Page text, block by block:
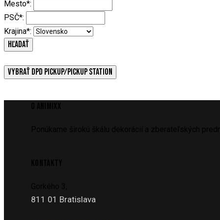
Mesto*:
PSČ*:
Krajina*:
HĽADAŤ
VYBRAŤ DPD PICKUP/PICKUP STATION
811 01 Bratislava